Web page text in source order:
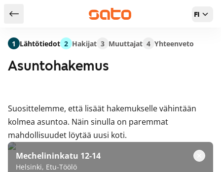
Takaisin hakutuloksiin FI
Asuntohakemus
Suosittelemme, että lisäät hakemukselle vähintään
kolmea asuntoa. Näin sinulla on paremmat
mahdollisuudet löytää uusi koti.
Mechelininkatu 12-14
Helsinki, Etu-Töölö
1 Lähtötiedot 2 Hakijat 3 Muuttajat 4 Yhteenveto